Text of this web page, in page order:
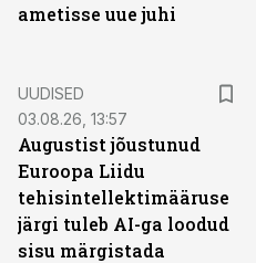
ametisse uue juhi
UUDISED
03.08.26, 13:57
Augustist jõustunud
Euroopa Liidu
tehisintellektimääruse
järgi tuleb AI-ga loodud
sisu märgistada